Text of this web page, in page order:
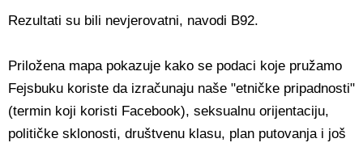
Rezultati su bili nevjerovatni, navodi B92.
Priložena mapa pokazuje kako se podaci koje pružamo
Fejsbuku koriste da izračunaju naše "etničke pripadnosti"
(termin koji koristi Facebook), seksualnu orijentaciju,
političke sklonosti, društvenu klasu, plan putovanja i još